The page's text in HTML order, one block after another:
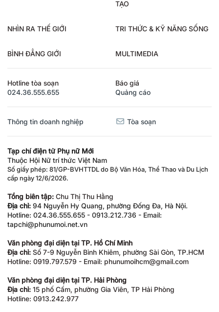
TẠO
NHÌN RA THẾ GIỚI TRI THỨC & KỸ NĂNG SỐNG
BÌNH ĐẲNG GIỚI MULTIMEDIA
Hotline tòa soạn
024.36.555.655
Báo giá
Quảng cáo
Thông tin doanh nghiệp Tòa soạn
Tạp chí điện tử Phụ nữ Mới
Thuộc Hội Nữ trí thức Việt Nam
Số giấy phép: 81/GP-BVHTTDL do Bộ Văn Hóa, Thể Thao và Du Lịch
cấp ngày 12/6/2026.
Tổng biên tập: Chu Thị Thu Hằng
Địa chỉ: 94 Nguyễn Hy Quang, phường Đống Đa, Hà Nội.
Hotline: 024.36.555.655 - 0913.212.736 - Email:
tapchi@phunumoi.net.vn
Văn phòng đại diện tại TP. Hồ Chí Minh
Địa chỉ: Số 7-9 Nguyễn Bỉnh Khiêm, phường Sài Gòn, TP.HCM
Hotline: 0919.797.579 - Email: phunumoihcm@gmail.com
Văn phòng đại diện tại TP. Hải Phòng
Địa chỉ: 15 phố Cấm, phường Gia Viên, TP Hải Phòng
Hotline: 0913.242.977